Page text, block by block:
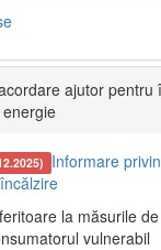
ajutor pentru
Informare
la măsurile
vulnerabil